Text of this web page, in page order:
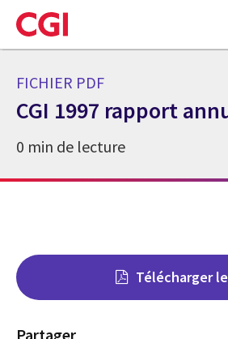
Skip
to
main
FICHIER PDF
CGI 1997 rapport
0 min de lecture
Télécharger le
Partager